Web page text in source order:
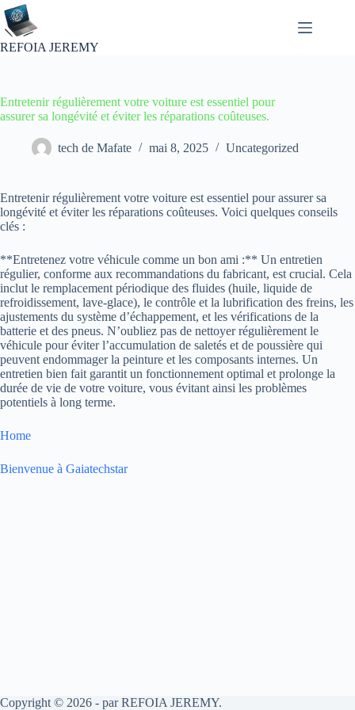
Passer
au
contenu
REFOIA JEREMY
Entretenir régulièrement votre voiture est essentiel pour
assurer sa longévité et éviter les réparations coûteuses.
tech de Mafate mai 8, 2025 Uncategorized
Entretenir régulièrement votre voiture est essentiel pour assurer sa
longévité et éviter les réparations coûteuses. Voici quelques conseils
clés :
**Entretenez votre véhicule comme un bon ami :** Un entretien
régulier, conforme aux recommandations du fabricant, est crucial. Cela
inclut le remplacement périodique des fluides (huile, liquide de
refroidissement, lave-glace), le contrôle et la lubrification des freins, les
ajustements du système d’échappement, et les vérifications de la
batterie et des pneus. N’oubliez pas de nettoyer régulièrement le
véhicule pour éviter l’accumulation de saletés et de poussière qui
peuvent endommager la peinture et les composants internes. Un
entretien bien fait garantit un fonctionnement optimal et prolonge la
durée de vie de votre voiture, vous évitant ainsi les problèmes
potentiels à long terme.
Home
Bienvenue à Gaiatechstar
Copyright © 2026 - par REFOIA JEREMY.